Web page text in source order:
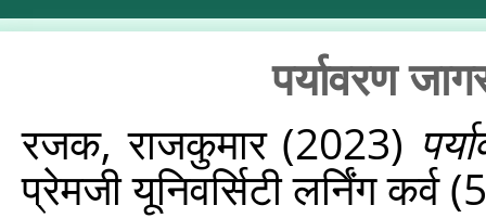
पर्यावरण
रजक, राजकुमार(2023)
प्रेमजी यूनिवर्सिटी लर्निंग